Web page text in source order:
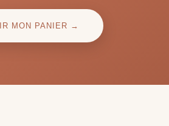
MON PANIER →